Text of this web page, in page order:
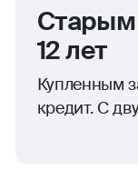
12 лет
Купленным
кредит. С